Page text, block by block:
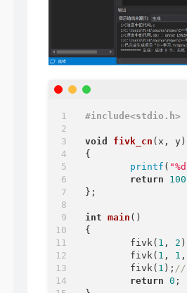
#include<stdio.h>
void fivk_cn (x, y)
{
printf (
return
100
};
int main ()
{
	fivk(
1 , 2
	fivk(
1 , 1 ,
	fivk(
1 ); //
return 0 ;